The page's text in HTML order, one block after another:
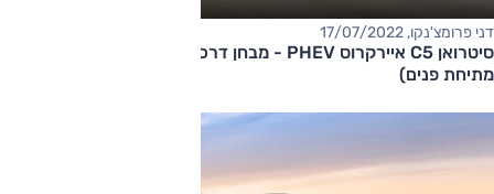
דני פרומצ'נקו, 17/07/2022
סיטרואן C5 איירקרוס PHEV - מבחן דרכים (פלאג-אין הייבריד,
מתיחת פנים)